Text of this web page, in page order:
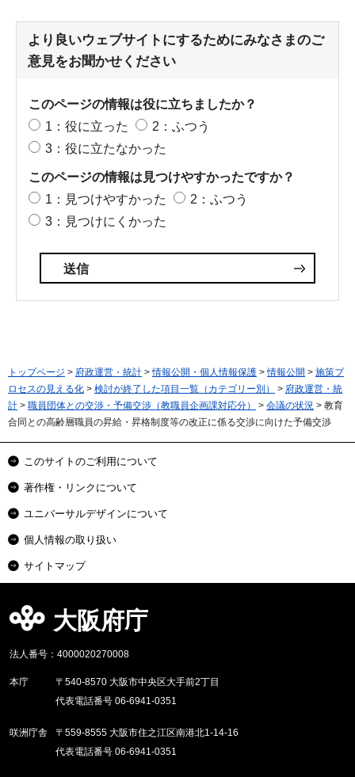
より良いウェブサイトにするためにみなさまのご
意見をお聞かせください
このページの情報は役に立ちましたか？
1：役に立った
2：ふつう
3：役に立たなかった
このページの情報は見つけやすかったですか？
1：見つけやすかった
2：ふつう
3：見つけにくかった
トップページ > 府政運営・統計 >情報公開・個人情報保護 >情報公開 > 施策プ
ロセスの見える化 > 検討が終了した項目一覧（カテゴリー別） > 府政運営・統
計 > 職員団体との交渉・予備交渉（教職員企画課対応分） > 会議の状況 > 教育
合同との高齢層職員の昇給・昇格制度等の改正に係る交渉に向けた予備交渉
このサイトのご利用について
著作権・リンクについて
ユニバーサルデザインについて
個人情報の取り扱い
サイトマップ
大阪府庁
法人番号：4000020270008
本庁
〒540-8570 大阪市中央区大手前2丁目
代表電話番号 06-6941-0351
咲洲庁舎
〒559-8555 大阪市住之江区南港北1-14-16
代表電話番号 06-6941-0351